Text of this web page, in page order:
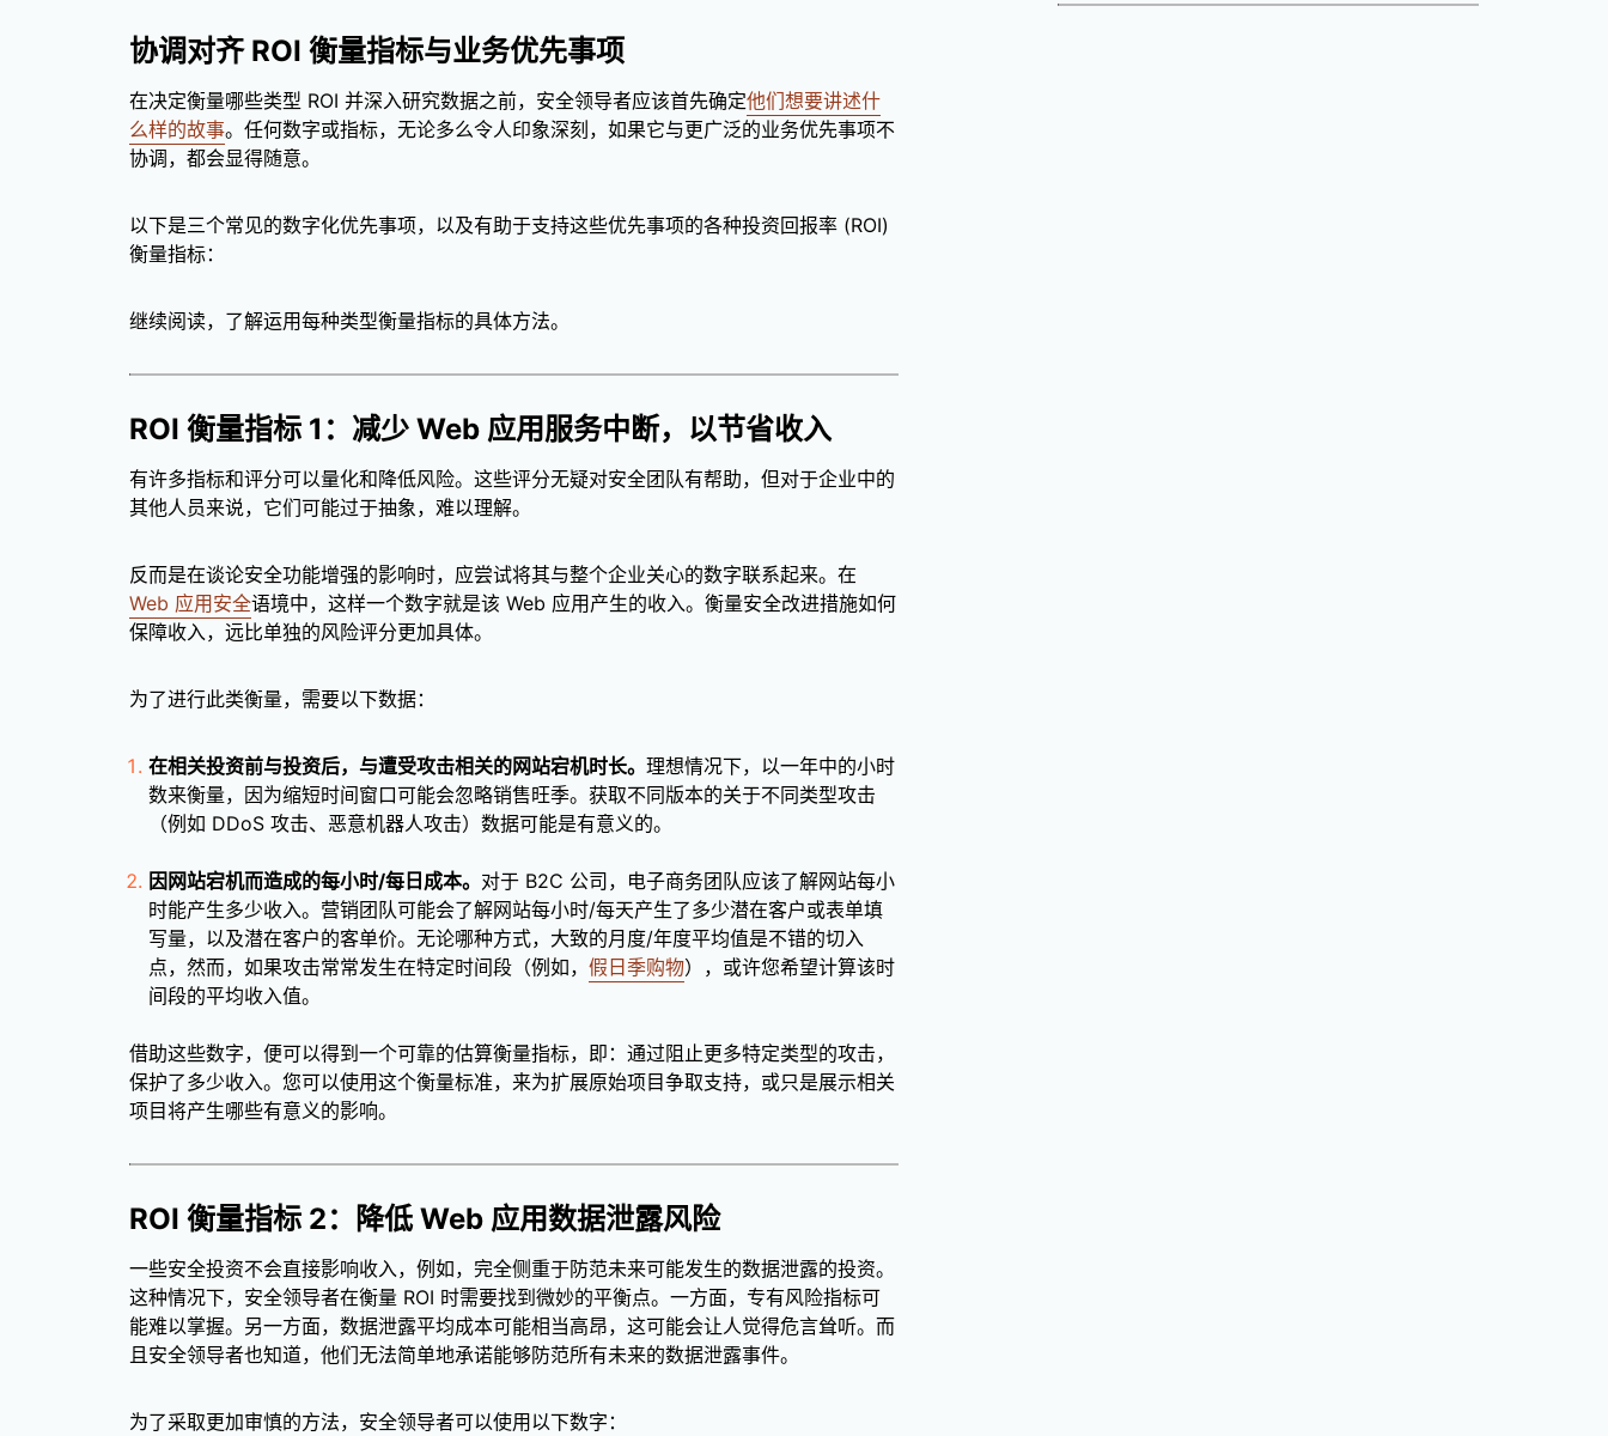
协调对齐 ROI 衡量指标与业务优先事项
在决定衡量哪些类型 ROI 并深入研究数据之前，安全领导者应该首先确定他们想要讲述什
么样的故事。任何数字或指标，无论多么令人印象深刻，如果它与更广泛的业务优先事项不
协调，都会显得随意。
以下是三个常见的数字化优先事项，以及有助于支持这些优先事项的各种投资回报率 (ROI)
衡量指标：
继续阅读，了解运用每种类型衡量指标的具体方法。
ROI 衡量指标 1：减少 Web 应用服务中断，以节省收入
有许多指标和评分可以量化和降低风险。这些评分无疑对安全团队有帮助，但对于企业中的
其他人员来说，它们可能过于抽象，难以理解。
反而是在谈论安全功能增强的影响时，应尝试将其与整个企业关心的数字联系起来。在
Web 应用安全语境中，这样一个数字就是该 Web 应用产生的收入。衡量安全改进措施如何
保障收入，远比单独的风险评分更加具体。
为了进行此类衡量，需要以下数据：
在相关投资前与投资后，与遭受攻击相关的网站宕机时长。 理想情况下，以一年中的小时
数来衡量，因为缩短时间窗口可能会忽略销售旺季。获取不同版本的关于不同类型攻击
（例如 DDoS 攻击、恶意机器人攻击）数据可能是有意义的。
因网站宕机而造成的每小时/每日成本。 对于 B2C 公司，电子商务团队应该了解网站每小
时能产生多少收入。营销团队可能会了解网站每小时/每天产生了多少潜在客户或表单填
写量，以及潜在客户的客单价。无论哪种方式，大致的月度/年度平均值是不错的切入
点，然而，如果攻击常常发生在特定时间段（例如， 假日季购物），或许您希望计算该时
间段的平均收入值。
借助这些数字，便可以得到一个可靠的估算衡量指标，即：通过阻止更多特定类型的攻击，
保护了多少收入。您可以使用这个衡量标准，来为扩展原始项目争取支持，或只是展示相关
项目将产生哪些有意义的影响。
ROI 衡量指标 2：降低 Web 应用数据泄露风险
一些安全投资不会直接影响收入，例如，完全侧重于防范未来可能发生的数据泄露的投资。
这种情况下，安全领导者在衡量 ROI 时需要找到微妙的平衡点。一方面，专有风险指标可
能难以掌握。另一方面，数据泄露平均成本可能相当高昂，这可能会让人觉得危言耸听。而
且安全领导者也知道，他们无法简单地承诺能够防范所有未来的数据泄露事件。
为了采取更加审慎的方法，安全领导者可以使用以下数字：